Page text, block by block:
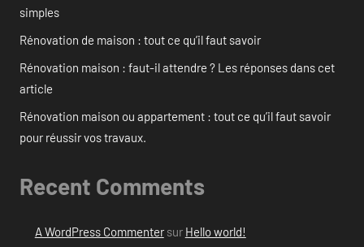
simples
Rénovation de maison : tout ce qu’il faut savoir
Rénovation maison : faut-il attendre ? Les réponses dans cet
article
Rénovation maison ou appartement : tout ce qu’il faut savoir
pour réussir vos travaux.
Recent Comments
A WordPress Commentersur Hello world!